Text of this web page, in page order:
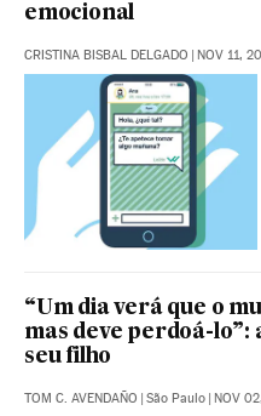
emocional
CRISTINA BISBAL DELGADO NOV 11,
“Um dia verá que o
mas deve perdoá-lo”:
seu filho
TOM C. AVENDAÑO São Paulo NOV